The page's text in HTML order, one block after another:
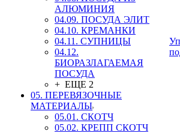
АЛЮМИНИЯ
04.09. ПОСУДА ЭЛИТ
04.10. КРЕМАНКИ
04.11. СУПНИЦЫ
04.12.
БИОРАЗЛАГАЕМАЯ
ПОСУДА
+ ЕЩЕ 2
05. ПЕРЕВЯЗОЧНЫЕ
МАТЕРИАЛЫ
05.01. СКОТЧ
05.02. КРЕПП СКОТЧ